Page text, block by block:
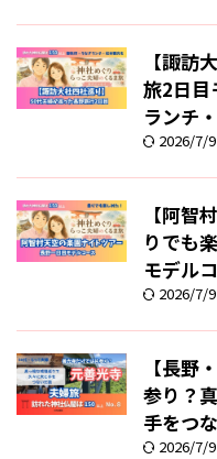
【諏訪
旅2日目
ランチ
2026/7/9
【阿智
りでも
モデル
2026/7/9
【長野
参り？
手をつ
2026/7/9